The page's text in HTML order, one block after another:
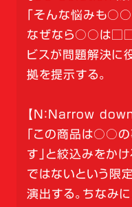
「そんな悩みも○○
なぜなら○○は□□
ビスが問題解決に
拠を提示する。
【N：Narrow down
「この商品は○○の
す」と絞込みをか
ではないという限
演出する。ちなみに